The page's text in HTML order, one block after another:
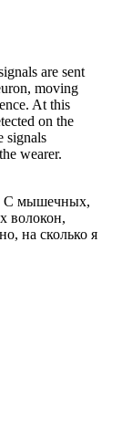
are sent
moving
At this
on the
signals
wearer.
С мышечных,
волокон,
на сколько я